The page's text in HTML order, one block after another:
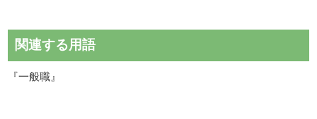
関連する用語
『一般職』